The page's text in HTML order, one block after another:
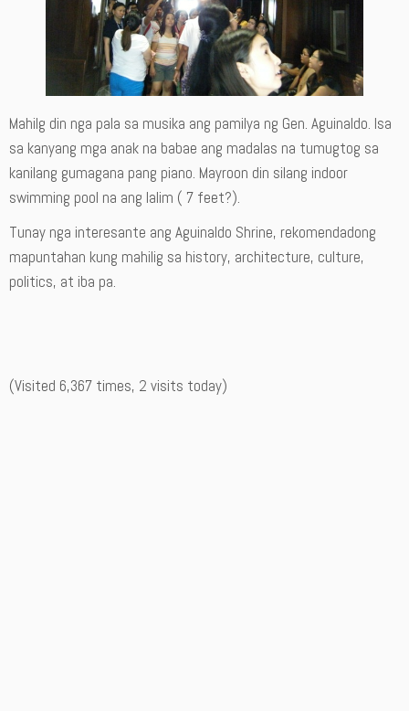
Mahilg din nga pala sa musika ang pamilya ng Gen. Aguinaldo. Isa
sa kanyang mga anak na babae ang madalas na tumugtog sa
kanilang gumagana pang piano. Mayroon din silang indoor
swimming pool na ang lalim ( 7 feet?).
Tunay nga interesante ang Aguinaldo Shrine, rekomendadong
mapuntahan kung mahilig sa history, architecture, culture,
politics, at iba pa.
(Visited 6,367 times, 2 visits today)